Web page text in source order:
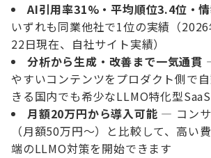
AI引用率31%・平均順位3.4位・
いずれも同業他社で1位の実績（
22日現在、自社サイト実績）
分析から生成・改善まで一気通貫
やすいコンテンツをプロダクト側で
きる国内でも希少なLLMO特化型SaaS
月額20万円から導入可能 — コン
（月額50万円〜）と比較して、高い
端のLLMO対策を開始できます